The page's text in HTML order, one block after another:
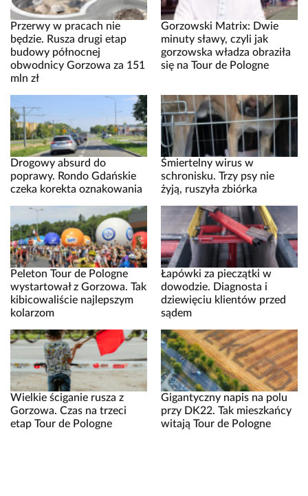
Przerwy w pracach nie
będzie. Rusza drugi etap
budowy północnej
obwodnicy Gorzowa za 151
mln zł
Gorzowski Matrix: Dwie
minuty sławy, czyli jak
gorzowska władza obraziła
się na Tour de Pologne
Drogowy absurd do
poprawy. Rondo Gdańskie
czeka korekta oznakowania
Śmiertelny wirus w
schronisku. Trzy psy nie
żyją, ruszyła zbiórka
Peleton Tour de Pologne
wystartował z Gorzowa. Tak
kibicowaliście najlepszym
kolarzom
Łapówki za pieczątki w
dowodzie. Diagnosta i
dziewięciu klientów przed
sądem
Wielkie ściganie rusza z
Gorzowa. Czas na trzeci
etap Tour de Pologne
Gigantyczny napis na polu
przy DK22. Tak mieszkańcy
witają Tour de Pologne